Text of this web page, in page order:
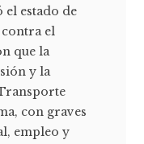
estado de
el
que la
y la
con graves
empleo y